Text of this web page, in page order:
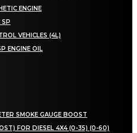
ENGINE
SP
VEHICLES (4L)
ENGINE OIL
SMOKE GAUGE BOOST
FOR DIESEL 4X4 (0-35) (0-60)